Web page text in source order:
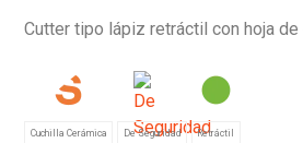
Cutter tipo lápiz retráctil con hoja de
Cuchilla Cerámica De Seguridad Retráctil